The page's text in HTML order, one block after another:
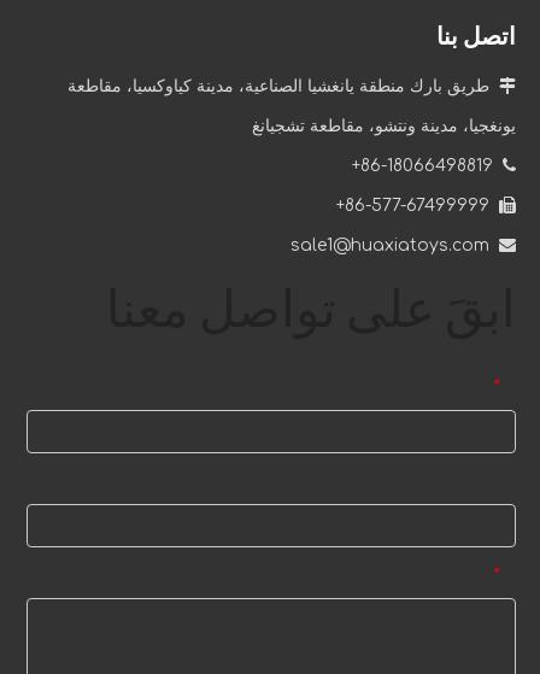
اتصل بنا
 طريق بارك منطقة يانغشيا الصناعية، مدينة كياوكسيا، مقاطعة
يونغجيا، مدينة ونتشو، مقاطعة تشجيانغ

86-18066498819+

86-577-67499999+

sale1@huaxiatoys.com
*
*